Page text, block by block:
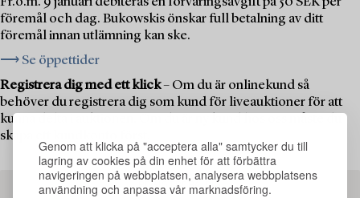
Genom att klicka på "acceptera alla" samtycker du till
lagring av cookies på din enhet för att förbättra
navigeringen på webbplatsen, analysera webbplatsens
användning och anpassa vår marknadsföring.
föremål och dag. Bukowskis önskar full betalning av ditt
föremål innan utlämning kan ske.
⟶ Se öppettider
Registrera dig med ett klick– Om du är onlinekund så
behöver du registrera dig som kund för liveauktioner för att
kunna delta i auktionen. Om du är ny kund hos oss måste du
skapa ett kundkonto först.
REGISTRERA DIG